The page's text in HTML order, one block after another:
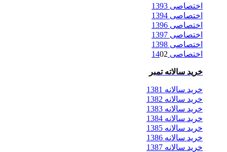
اختصاصی 1393
اختصاصی 1394
اختصاصی 1396
اختصاصی 1397
اختصاصی 1398
اختصاصی 14 02
خرید سالاته تمبر
خرید سالانه 1381
خرید سالانه 1382
خرید سالانه 1383
خرید سالانه 1384
خرید سالانه 1385
خرید سالانه 1386
خرید سالانه 1387